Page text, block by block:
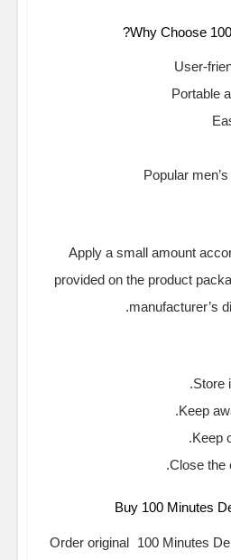
Why Choose
User-
Portable
Popular
Apply a small amount
provided on the product
manufacturer’s
Store
Keep
Keep
Close the
Buy 100 Minutes
Order original 100 Minutes